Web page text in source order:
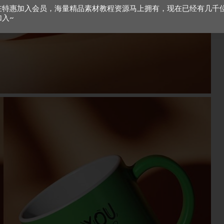
特惠加入会员，海量精品素材教程资源马上拥有，现在已经有几千
入~